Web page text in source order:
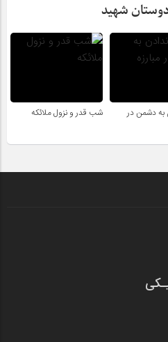
شهید
به دشمن در
شب قدر و نزول ملائکه